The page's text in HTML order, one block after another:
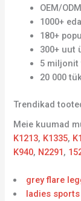
OEM/
1000+
180+
300+ uut
5 miljonit
20 000
Trendikad
Meie kuumad
K1213, K1335,
K940, N2291,
grey flare
ladies